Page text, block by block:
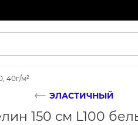
40г/м²
ЭЛАСТИЧНЫЙ
150 см L100